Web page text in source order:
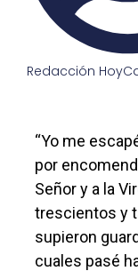
Redacción
“Yo me
por
Señor y a la
trescientos y
supieron
cuales pasé